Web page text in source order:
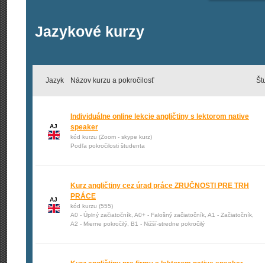
Jazykové kurzy
Jazyk Názov kurzu a pokročilosť
AJ
Individuálne online lekcie angličtiny s lektorom native
speaker
kód kurzu (Zoom - skype kurz)
Podľa pokročilosti študenta
AJ
Kurz angličtiny cez úrad práce ZRUČNOSTI PRE TRH
PRÁCE
kód kurzu (555)
A0 - Úplný začiatočník, A0+ - Falošný začiatočník, A1 - Začiatočník,
A2 - Mierne pokročilý, B1 - Nižší-stredne pokročilý